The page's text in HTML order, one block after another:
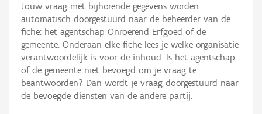
Waarneming
Thema
Gebeurtenis
Persoon of collectief
Jouw vraag met bijhorende gegevens worden
automatisch doorgestuurd naar de beheerder van de
fiche: het agentschap Onroerend Erfgoed of de
gemeente. Onderaan elke fiche lees je welke organisatie
verantwoordelijk is voor de inhoud. Is het agentschap
of de gemeente niet bevoegd om je vraag te
beantwoorden? Dan wordt je vraag doorgestuurd naar
de bevoegde diensten van de andere partij.